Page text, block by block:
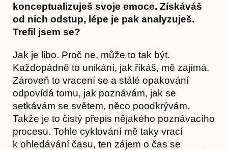
konceptualizuješ svoje emoce. Získáváš
od nich odstup, lépe je pak analyzuješ.
Trefil jsem se?
Jak je libo. Proč ne, může to tak být.
Každopádně to unikání, jak říkáš, mě zajímá.
Zároveň to vracení se a stálé opakování
odpovídá tomu, jak poznávám, jak se
setkávám se světem, něco poodkrývám.
Takže je to čistý přepis nějakého poznávacího
procesu. Tohle cyklování mě taky vrací
k ohledávání času, ten zájem o čas se